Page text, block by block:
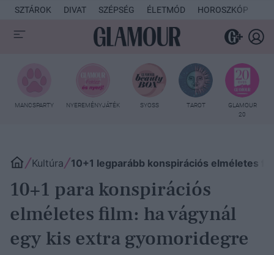
SZTÁROK DIVAT SZÉPSÉG ÉLETMÓD HOROSZKÓP
MANCSPARTY NYEREMÉNYJÁTÉK SYOSS TAROT
GLAMOUR
20
Kultúra 10+1 legparább konspirációs elméletes
10+1 para konspirációs
elméletes film: ha vágynál
egy kis extra gyomoridegre